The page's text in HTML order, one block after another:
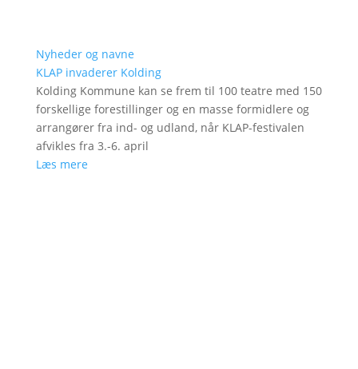
Nyheder og navne
KLAP invaderer Kolding
Kolding Kommune kan se frem til 100 teatre med 150
forskellige forestillinger og en masse formidlere og
arrangører fra ind- og udland, når KLAP-festivalen
afvikles fra 3.-6. april
Læs mere